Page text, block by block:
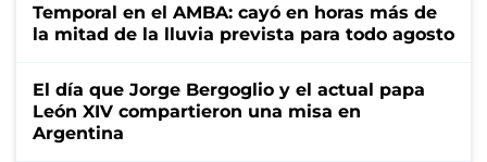
Temporal en el AMBA: cayó en horas más de
la mitad de la lluvia prevista para todo agosto
El día que Jorge Bergoglio y el actual papa
León XIV compartieron una misa en
Argentina